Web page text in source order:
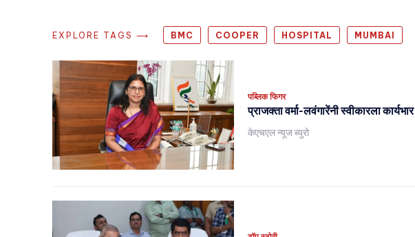
EXPLORE TAGS ⟶ BMC COOPER HOSPITAL MUMBAI
पब्लिक फिगर
प्राजक्ता वर्मा-लवंगारेंनी स्वीकारला कार्यभार
केएचएल न्यूज ब्युरो